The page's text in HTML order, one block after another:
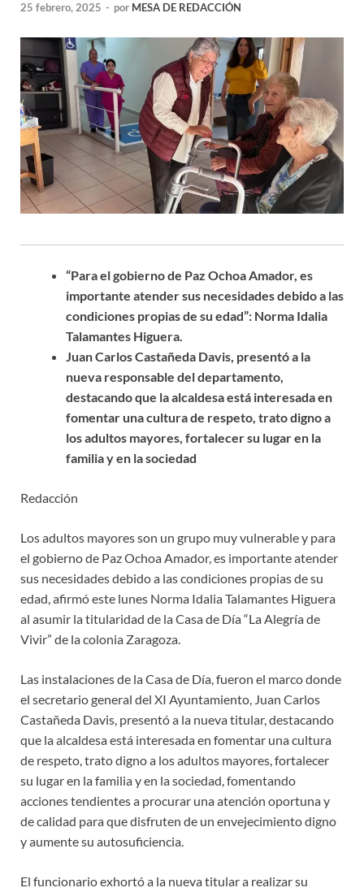
25 febrero, 2025 - por MESA DE REDACCIÓN
“Para el gobierno de Paz Ochoa Amador, es
importante atender sus necesidades debido a las
condiciones propias de su edad”: Norma Idalia
Talamantes Higuera.
Juan Carlos Castañeda Davis, presentó a la
nueva responsable del departamento,
destacando que la alcaldesa está interesada en
fomentar una cultura de respeto, trato digno a
los adultos mayores, fortalecer su lugar en la
familia y en la sociedad
Redacción
Los adultos mayores son un grupo muy vulnerable y para
el gobierno de Paz Ochoa Amador, es importante atender
sus necesidades debido a las condiciones propias de su
edad, afirmó este lunes Norma Idalia Talamantes Higuera
al asumir la titularidad de la Casa de Día “La Alegría de
Vivir” de la colonia Zaragoza.
Las instalaciones de la Casa de Día, fueron el marco donde
el secretario general del XI Ayuntamiento, Juan Carlos
Castañeda Davis, presentó a la nueva titular, destacando
que la alcaldesa está interesada en fomentar una cultura
de respeto, trato digno a los adultos mayores, fortalecer
su lugar en la familia y en la sociedad, fomentando
acciones tendientes a procurar una atención oportuna y
de calidad para que disfruten de un envejecimiento digno
y aumente su autosuficiencia.
El funcionario exhortó a la nueva titular a realizar su